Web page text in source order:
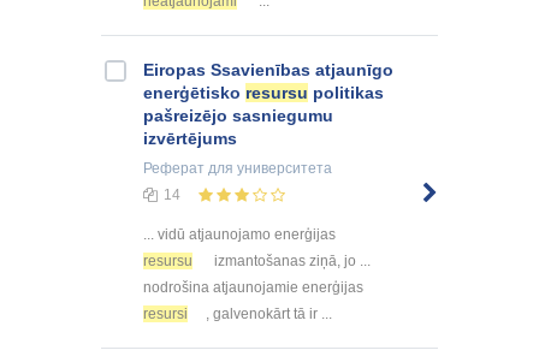
Eiropas Ssavienības atjaunīgo
enerģētisko resursu politikas
pašreizējo sasniegumu
izvērtējums
Реферат для университета
14
... vidū atjaunojamo enerģijas
resursu
izmantošanas ziņā, jo ...
nodrošina atjaunojamie enerģijas
resursi
, galvenokārt tā ir ...